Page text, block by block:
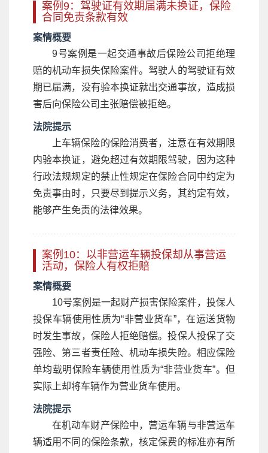
案例9：驾驶证有效期届满未换证，保险
合同免责条款有效
案情概要
9号案例是一起交通事故后保险公司拒绝理
赔的机动车损失保险案件。驾驶人的驾驶证有效
期已届满，没有验本换证就出交通事故，造成损
害后向保险公司主张赔偿被拒绝。
法院提示
上车辆保险的保险消费者，注意在有效期限
内验本换证，避免超过有效期限驾驶，因为这种
行政法规规定的禁止性规定在保险合同中约定为
免责事由时，只要尽到提示义务，其约定有效，
能够产生免责的法律效果。
案例10：以非营运车辆投保却从事营运
活动，保险人有权拒赔
案情概要
10号案例是一起财产损害保险案件，投保人
投保车辆使用性质为“非营业货车”，在运送货物
时发生事故，保险人拒绝赔偿。投保人投保了交
强险、第三者责任险、机动车损失险。相应保险
单均载明保险车辆使用性质为“非营业货车”。但
实际上却将车辆作为营业货车使用。
法院提示
在机动车财产保险中，营运车辆与非营运车
辆适用不同的保险条款，核定保费的标准亦有所